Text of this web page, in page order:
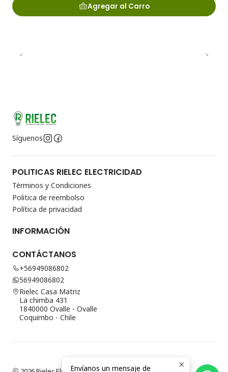
Agregar al Carro
Síguenos
POLITICAS RIELEC ELECTRICIDAD
Términos y Condiciones
Politica de reembolso
Política de privacidad
INFORMACIÓN
CONTÁCTANOS
+56949086802
56949086802
Rielec Casa Matriz
La chimba 431
1840000 Ovalle - Ovalle
Coquimbo - Chile
Envíanos un mensaje de